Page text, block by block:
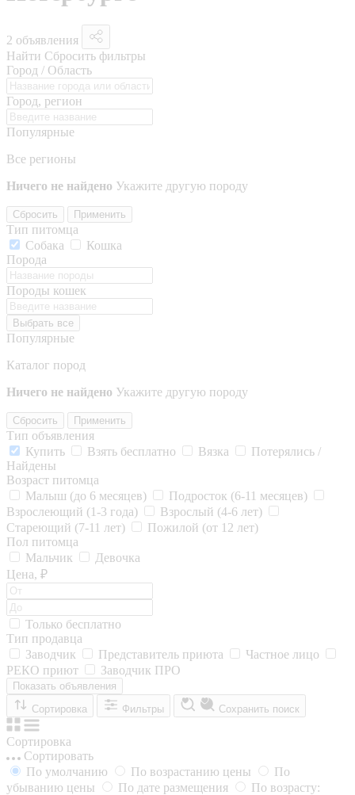
2 объявления
Найти Сбросить фильтры
Город / Область
Город, регион
Популярные
Все регионы
Ничего не найдено Укажите другую породу
Сбросить Применить
Тип питомца
Собака
Кошка
Порода
Породы кошек
Выбрать все
Популярные
Каталог пород
Ничего не найдено Укажите другую породу
Сбросить Применить
Тип объявления
Купить
Взять бесплатно Вязка
Потерялись /
Найдены
Возраст питомца
Малыш (до 6 месяцев)
Подросток (6-11 месяцев)
Взрослеющий (1-3 года)
Взрослый (4-6 лет)
Стареющий (7-11 лет)
Пожилой (от 12 лет)
Пол питомца
Мальчик
Девочка
Цена, ₽
Только бесплатно
Тип продавца
Заводчик
Представитель приюта
Частное лицо
РЕКО приют
Заводчик ПРО
Показать объявления
Сортировка
Фильтры Сохранить поиск
Сортировка
Сортировать
По умолчанию
По возрастанию цены
По
убыванию цены
По дате размещения
По возрасту: